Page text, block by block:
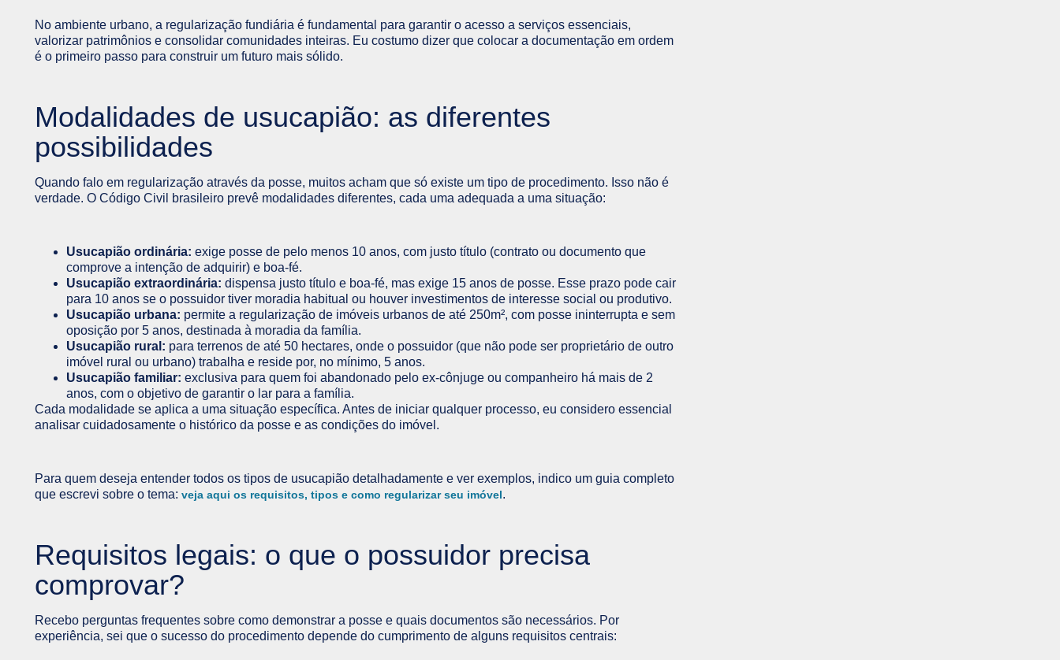
No ambiente urbano, a regularização fundiária é fundamental para garantir o acesso a serviços essenciais,
valorizar patrimônios e consolidar comunidades inteiras. Eu costumo dizer que colocar a documentação em ordem
é o primeiro passo para construir um futuro mais sólido.
Modalidades de usucapião: as diferentes
possibilidades
Quando falo em regularização através da posse, muitos acham que só existe um tipo de procedimento. Isso não é
verdade. O Código Civil brasileiro prevê modalidades diferentes, cada uma adequada a uma situação:
Usucapião ordinária: exige posse de pelo menos 10 anos, com justo título (contrato ou documento que
comprove a intenção de adquirir) e boa-fé.
Usucapião extraordinária: dispensa justo título e boa-fé, mas exige 15 anos de posse. Esse prazo pode cair
para 10 anos se o possuidor tiver moradia habitual ou houver investimentos de interesse social ou produtivo.
Usucapião urbana: permite a regularização de imóveis urbanos de até 250m², com posse ininterrupta e sem
oposição por 5 anos, destinada à moradia da família.
Usucapião rural: para terrenos de até 50 hectares, onde o possuidor (que não pode ser proprietário de outro
imóvel rural ou urbano) trabalha e reside por, no mínimo, 5 anos.
Usucapião familiar: exclusiva para quem foi abandonado pelo ex-cônjuge ou companheiro há mais de 2
anos, com o objetivo de garantir o lar para a família.
Cada modalidade se aplica a uma situação específica. Antes de iniciar qualquer processo, eu considero essencial
analisar cuidadosamente o histórico da posse e as condições do imóvel.
Para quem deseja entender todos os tipos de usucapião detalhadamente e ver exemplos, indico um guia completo
que escrevi sobre o tema: veja aqui os requisitos, tipos e como regularizar seu imóvel.
Requisitos legais: o que o possuidor precisa
comprovar?
Recebo perguntas frequentes sobre como demonstrar a posse e quais documentos são necessários. Por
experiência, sei que o sucesso do procedimento depende do cumprimento de alguns requisitos centrais: